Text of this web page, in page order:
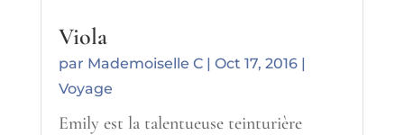
Viola
par Mademoiselle C| Oct 17, 2016|
Voyage
Emily est la talentueuse teinturière